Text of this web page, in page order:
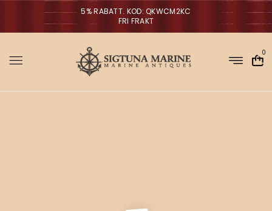
5% RABATT. KOD: QKWCM2KC
FRI FRAKT
0